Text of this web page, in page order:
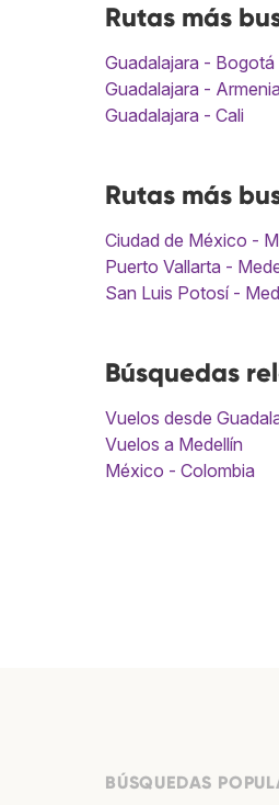
Rutas más
Guadalajara - Bogotá
Guadalajara - Armenia
Guadalajara - Cali
Rutas más
Ciudad de México -
Puerto Vallarta -
San Luis Potosí -
Búsquedas
Vuelos desde
Vuelos a Medellín
México - Colombia
BÚSQUEDAS